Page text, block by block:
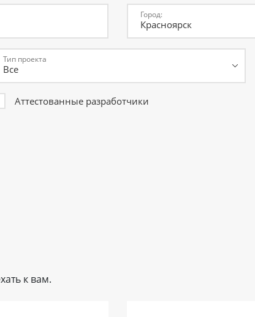
Город:
Красноярск
Тип проекта
Аттестованные разработчики
к вам.